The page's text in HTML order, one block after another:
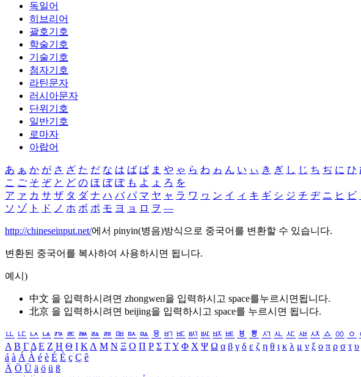
독일어
히브리어
괄호기호
학술기호
기술기호
첨자기호
라틴문자
러시아문자
단위기호
일반기호
로마자
아랍어
あ ぁ か が さ ざ た だ な は ば ぱ ま や ゃ ら わ ゎ ん い ぃ き ぎ し じ ち ぢ に ひ
こ ご そ ぞ と ど の ほ ぼ ぽ も よ ょ ろ を
ア ァ カ サ ザ タ ダ ナ ハ バ パ マ ヤ ャ ラ ワ ヮ ン イ ィ キ ギ シ ジ チ ヂ ニ ヒ ビ
ソ ゾ ト ド ノ ホ ボ ポ モ ヨ ョ ロ ヲ ―
http://chineseinput.net/에서 pinyin(병음)방식으로 중국어를 변환할 수 있습니다.
변환된 중국어를 복사하여 사용하시면 됩니다.
예시)
中文 을 입력하시려면 zhongwen을 입력하시고 space를누르시면됩니다.
北京 을 입력하시려면 beijing을 입력하시고 space를 누르시면 됩니다.
ㅥ ㅦ ㅧ ㅨ ㅩ ㅪ ㅫ ㅬ ㅭ ㅮ ㅯ ㅰ ㅱ ㅲ ㅳ ㅴ ㅵ ㅶ ㅷ ㅸ ㅹ ㅺ ㅻ ㅼ ㅽ ㅾ ㅿ ㆀ ㆁ
Α Β ΓΔ Ε Ζ Η Θ Ι ΚΛ Μ Ν Ξ Ο Π Ρ Σ ΤΥ Φ Χ Ψ Ω α β γ δ ε ζ η θ ι κ λ μ ν ξ ο π ρ σ τ υ
á à Á À é è É È ç Ç ê
Ä Ö Ü ä ö ü ß